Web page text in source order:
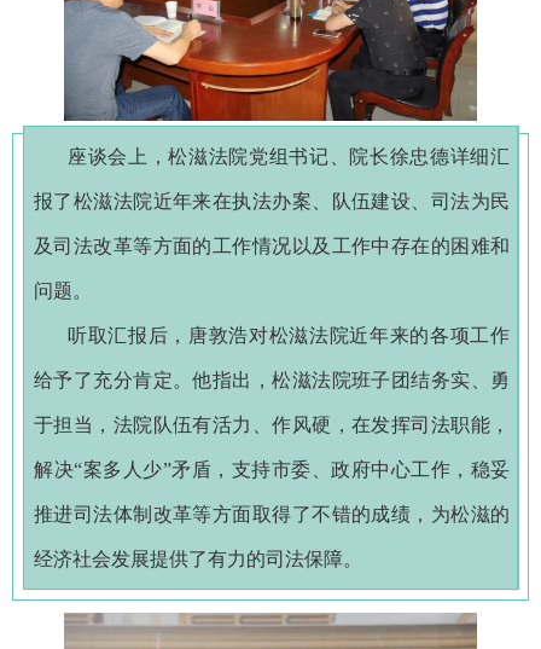
座谈会上，松滋法院党组书记、院长徐忠德详细汇
报了松滋法院近年来在执法办案、队伍建设、司法为民
及司法改革等方面的工作情况以及工作中存在的困难和
问题。
听取汇报后，唐敦浩对松滋法院近年来的各项工作
给予了充分肯定。他指出，松滋法院班子团结务实、勇
于担当，法院队伍有活力、作风硬，在发挥司法职能，
解决“案多人少”矛盾，支持市委、政府中心工作，稳妥
推进司法体制改革等方面取得了不错的成绩，为松滋的
经济社会发展提供了有力的司法保障。